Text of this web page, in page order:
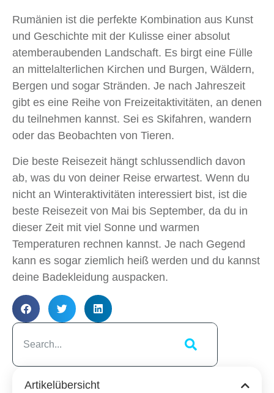
Rumänien ist die perfekte Kombination aus Kunst
und Geschichte mit der Kulisse einer absolut
atemberaubenden Landschaft. Es birgt eine Fülle
an mittelalterlichen Kirchen und Burgen, Wäldern,
Bergen und sogar Stränden. Je nach Jahreszeit
gibt es eine Reihe von Freizeitaktivitäten, an denen
du teilnehmen kannst. Sei es Skifahren, wandern
oder das Beobachten von Tieren.
Die beste Reisezeit hängt schlussendlich davon
ab, was du von deiner Reise erwartest. Wenn du
nicht an Winteraktivitäten interessiert bist, ist die
beste Reisezeit von Mai bis September, da du in
dieser Zeit mit viel Sonne und warmen
Temperaturen rechnen kannst. Je nach Gegend
kann es sogar ziemlich heiß werden und du kannst
deine Badekleidung auspacken.
Artikelübersicht